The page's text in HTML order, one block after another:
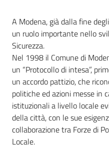
Novità
Servizi
Vivere
Modena
A Modena, già dalla fine
un ruolo importante nello
Sicurezza.
Nel 1998 il Comune di
un “Protocollo di intesa”,
un accordo pattizio, che
politiche ed azioni messe in
istituzionali a livello locale
della città, con le sue
collaborazione tra Forze di
Locale.